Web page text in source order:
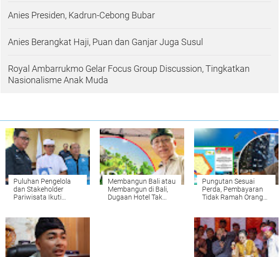
Anies Presiden, Kadrun-Cebong Bubar
Anies Berangkat Haji, Puan dan Ganjar Juga Susul
Royal Ambarrukmo Gelar Focus Group Discussion, Tingkatkan
Nasionalisme Anak Muda
Puluhan Pengelola
dan Stakeholder
Pariwisata Ikuti
Membangun Bali atau
Membangun di Bali,
Dugaan Hotel Tak
Pungutan Sesuai
Perda, Pembayaran
Tidak Ramah Orang